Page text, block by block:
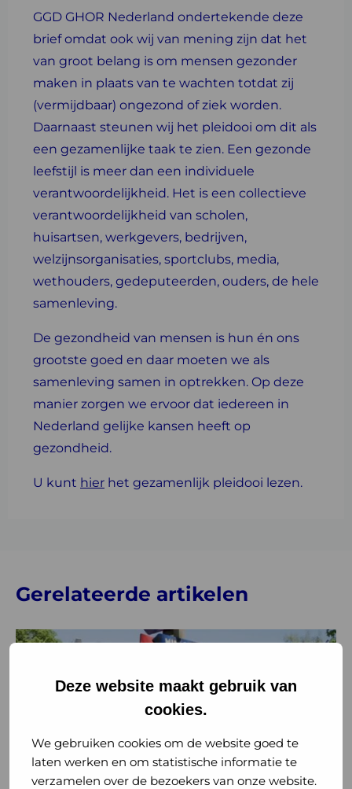
Deze website maakt gebruik van
cookies.
We gebruiken cookies om de website goed te
laten werken en om statistische informatie te
verzamelen over de bezoekers van onze website.
GGD GHOR Nederland ondertekende deze
brief omdat ook wij van mening zijn dat het
van groot belang is om mensen gezonder
maken in plaats van te wachten totdat zij
(vermijdbaar) ongezond of ziek worden.
Daarnaast steunen wij het pleidooi om dit als
een gezamenlijke taak te zien. Een gezonde
leefstijl is meer dan een individuele
verantwoordelijkheid. Het is een collectieve
verantwoordelijkheid van scholen,
huisartsen, werkgevers, bedrijven,
welzijnsorganisaties, sportclubs, media,
wethouders, gedeputeerden, ouders, de hele
samenleving.
De gezondheid van mensen is hun én ons
grootste goed en daar moeten we als
samenleving samen in optrekken. Op deze
manier zorgen we ervoor dat iedereen in
Nederland gelijke kansen heeft op
gezondheid.
U kunt hier het gezamenlijk pleidooi lezen.
Gerelateerde artikelen
Nieuws Gezondheid
Lees
dat
gun